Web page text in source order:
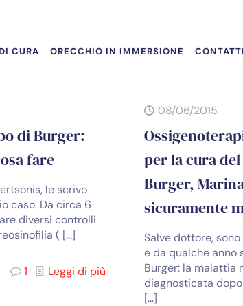
CURA ORECCHIO IN IMMERSIONE CONTATTI
di Burger:
fare
le scrivo
caso. Da circa 6
diversi controlli
( […]
1 Leggi di più
08/06/2015
per la cura
Burger,
sicuramente
Salve dottore,
e da qualche anno
Burger: la malattia
diagnosticata
[…]